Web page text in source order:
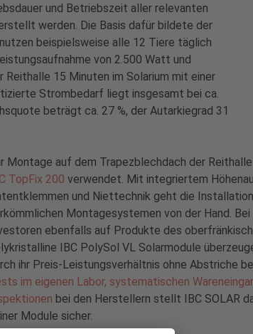
und Betriebszeit aller relevanten
werden. Die Basis dafür bildete der
beispielsweise alle 12 Tiere täglich
von 2.500 Watt und
Reithalle 15 Minuten im Solarium mit einer
Strombedarf liegt insgesamt bei ca.
beträgt ca. 27 %, der Autarkiegrad 31
Montage auf dem Trapezblechdach der
TopFix 200 verwendet. Mit integriertem
und Niettechnik geht die
Montagesystemen von der Hand.
ebenfalls auf Produkte des
IBC PolySol VL Solarmodule
ihr Preis-Leistungsverhältnis ohne Abstriche
im eigenen Labor, systematischen
bei den Herstellern stellt IBC SOLAR
Module sicher.